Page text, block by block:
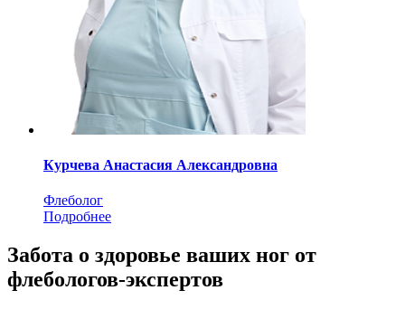
Курчева Анастасия Александровна
Флеболог
Подробнее
Забота о здоровье ваших ног от
флебологов-экспертов